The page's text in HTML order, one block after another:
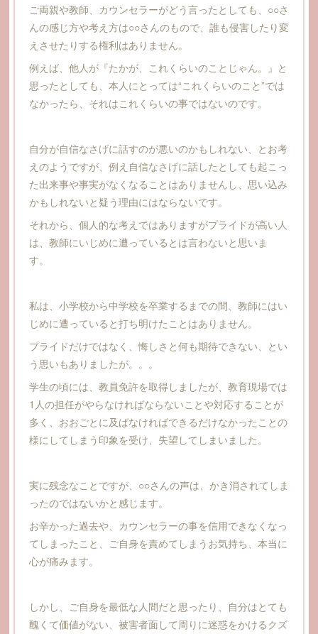
ご両親や教師、カウンセラーがどう言ったとしても、○○さ
んの感じ方や考え方は○○さんのもので、誰も侵害したり変
えさせたりする権利はありません。
例えば、他人が『たかが、これくらいのことじゃん。』と
思ったとしても、本人にとっては“これくらいのこと”では
なかったら、それはこれくらいの事ではないのです。
自分が自信なさげに話すのが悪いのかもしれない、とお考
えのようですが、例え自信なさげに話したとしても起こっ
た出来事や事実がなくなることはありませんし、思い込み
かもしれないと疑う理由にはならないです。
それから、個人的な考えではありますがプライドが高い人
は、教師にいじめに遭っているとは言わないと思いま
す。
私は、小学校から中学校を卒業するまでの間、教師にはい
じめに遭っていると打ち明けたことはありません。
プライドだけではなく、悔しさと何も期待できない、とい
う思いもありましたが。。。
学生の頃には、教員免許を取得しましたが、教育現場では
1人の担任がやらなければならないことや対応することが
多く、おおごとに及ばなければできるだけなかったことの
様にしてしまう印象を受け、失望してしまいました。
実に残念なことですが、○○さんの声は、かき消されてしま
ったのではないかと感じます。
お辛かった過去や、カウンセラーの事を信用できなくなっ
てしまったこと、ご自身を責めてしまうお気持ち、本当に
心が痛みます。
しかし、ご自身を最低な人間だと思ったり、自分はとても
醜くて価値がない、被害者面して周りに迷惑をかけるクズ